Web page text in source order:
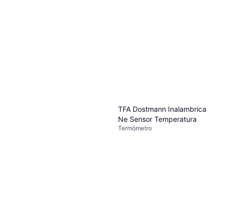
TFA Dostmann Inalambrica
Ne Sensor Temperatura
Termómetro